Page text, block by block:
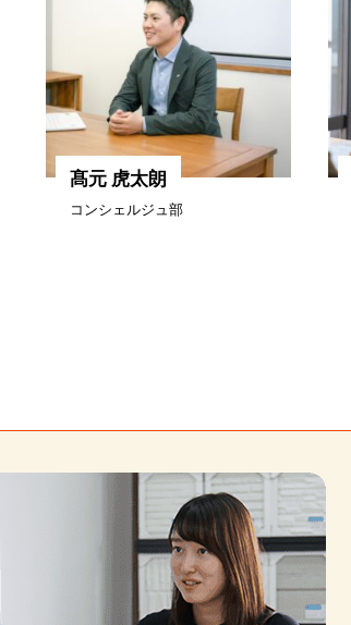
髙元 虎太朗
コンシェルジュ部